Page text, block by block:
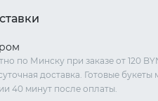
по Минску при заказе от 120
доставка. Готовые
40 минут после оплаты.